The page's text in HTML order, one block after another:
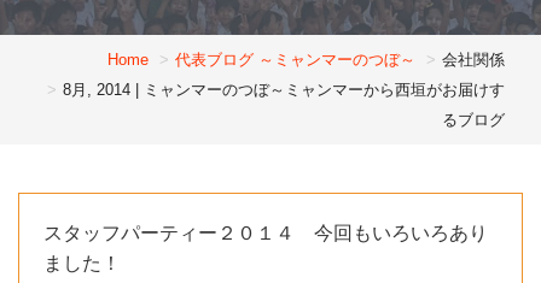
Home 代表ブログ ～ミャンマーのつぼ～
会社関係
8月, 2014 | ミャンマーのつぼ～ミャンマーから西垣がお届けす
るブログ
スタッフパーティー２０１４ 今回もいろいろあり
ました！